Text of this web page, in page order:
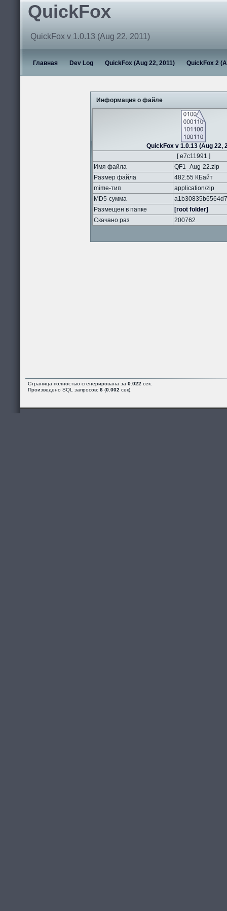
QuickFox
QuickFox v 1.0.13 (Aug 22, 2011)
Главная Dev Log QuickFox (Aug 22, 2011) QuickFox 2
Информация о файле
QuickFox v 1.0.13 (Aug 22,
[ e7c11991 ]
Имя файла
QF1_Aug-22.zip
Размер файла
482.55 КБайт
mime-тип
application/zip
MD5-сумма
Размещен в папке
[root folder]
Скачано раз
200762
Страница полностью сгенерирована за 0.022 сек.
Произведено SQL запросов: 6 (0.002 сек).